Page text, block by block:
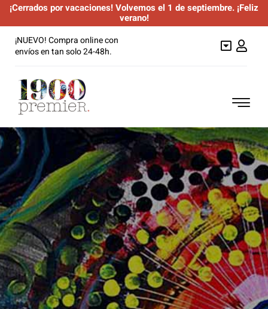
¡Cerrados por vacaciones! Volvemos el 1 de septiembre. ¡Feliz
verano!
Saltar¡NUEVO! Compra online con
envíos en tan solo 24-48h.
Anchoas
Semiconservas
Túnidos
Mariscos
Sardinillas y otros
Promociones